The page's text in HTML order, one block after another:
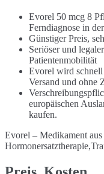
Evorel 50 mcg 8
Ferndiagnose in
Günstiger Preis,
Seriöser und
Patientenmobilität
Evorel wird
Versand und ohne
europäischen
kaufen.
Evorel – Medikament